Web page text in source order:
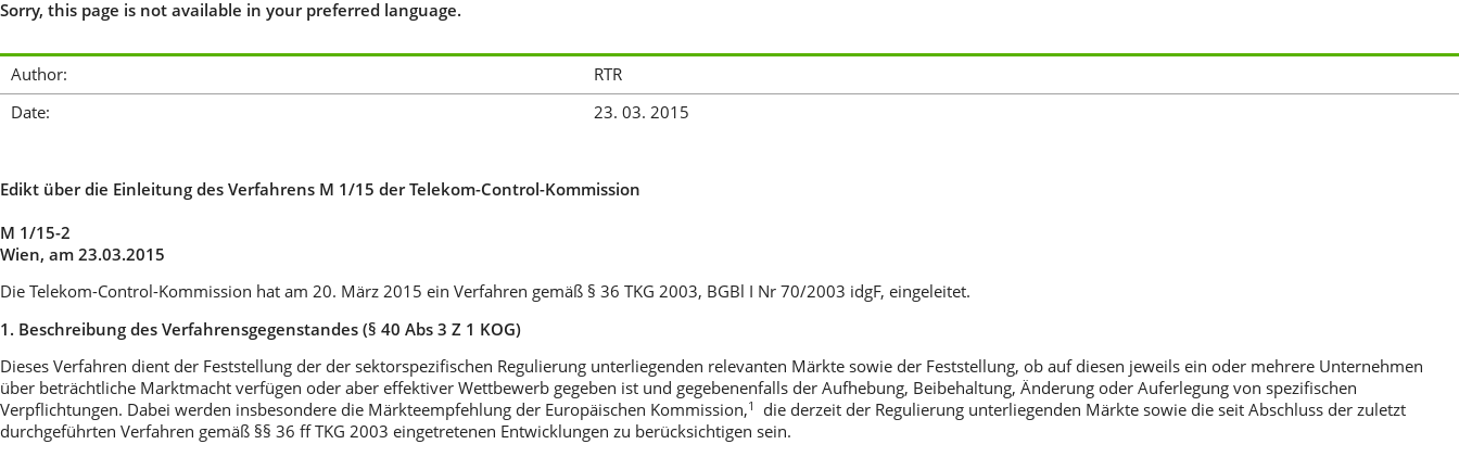
Sorry, this page is not available in your preferred language.
Author:
RTR
Date:
23. 03. 2015
Edikt über die Einleitung des Verfahrens M 1/15 der Telekom-Control-Kommission
M 1/15-2
Wien, am 23.03.2015
Die Telekom-Control-Kommission hat am 20. März 2015 ein Verfahren gemäß § 36 TKG 2003, BGBl I Nr 70/2003 idgF, eingeleitet.
1. Beschreibung des Verfahrensgegenstandes (§ 40 Abs 3 Z 1 KOG)
Dieses Verfahren dient der Feststellung der der sektorspezifischen Regulierung unterliegenden relevanten Märkte sowie der Feststellung, ob auf diesen jeweils ein oder mehrere Unternehmen
über beträchtliche Marktmacht verfügen oder aber effektiver Wettbewerb gegeben ist und gegebenenfalls der Aufhebung, Beibehaltung, Änderung oder Auferlegung von spezifischen
Verpflichtungen. Dabei werden insbesondere die Märkteempfehlung der Europäischen Kommission,1
die derzeit der Regulierung unterliegenden Märkte sowie die seit Abschluss der zuletzt
durchgeführten Verfahren gemäß §§ 36 ff TKG 2003 eingetretenen Entwicklungen zu berücksichtigen sein.